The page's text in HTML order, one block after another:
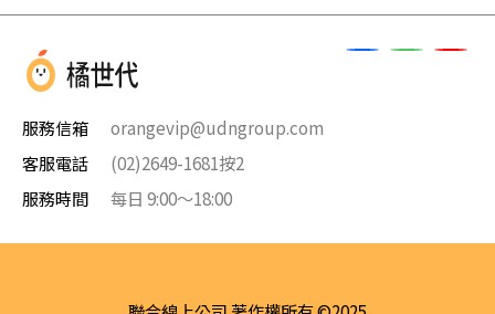
服務信箱
orangevip@udngroup.com
客服電話
(02)2649-1681按2
服務時間
每日 9:00～18:00